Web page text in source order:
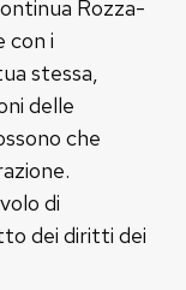
Rozza-
con i
stessa,
delle
che
di
dei diritti dei